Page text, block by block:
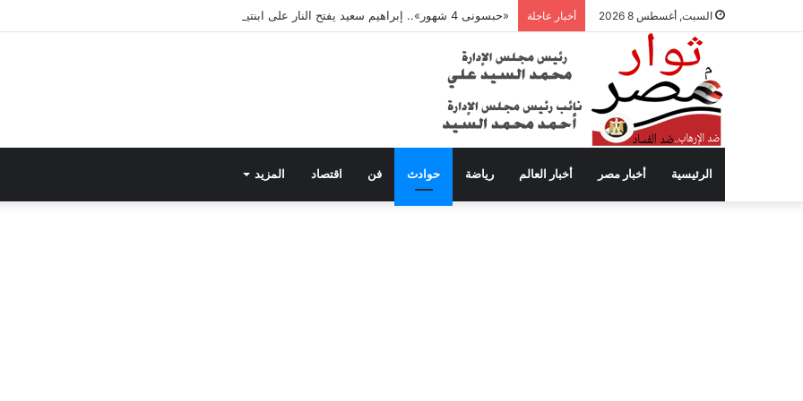
السبت, أغسطس 8 2026 أخبار عاجلة «حبسونى 4 شهور».. إبراهيم سعيد يفتح النار على ابنتيه: والله ما مسامحكم
الرئيسية أخبار مصر أخبار العالم رياضة حوادث فن اقتصاد المزيد